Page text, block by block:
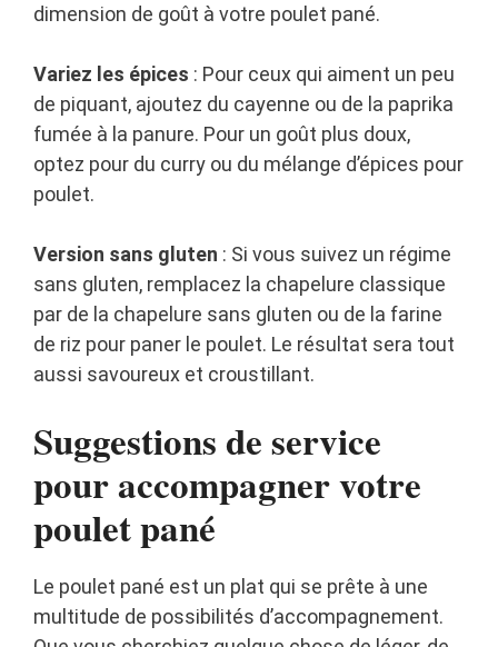
dimension de goût à votre poulet pané.
Variez les épices : Pour ceux qui aiment un peu
de piquant, ajoutez du cayenne ou de la paprika
fumée à la panure. Pour un goût plus doux,
optez pour du curry ou du mélange d’épices pour
poulet.
Version sans gluten : Si vous suivez un régime
sans gluten, remplacez la chapelure classique
par de la chapelure sans gluten ou de la farine
de riz pour paner le poulet. Le résultat sera tout
aussi savoureux et croustillant.
Suggestions de service
pour accompagner votre
poulet pané
Le poulet pané est un plat qui se prête à une
multitude de possibilités d’accompagnement.